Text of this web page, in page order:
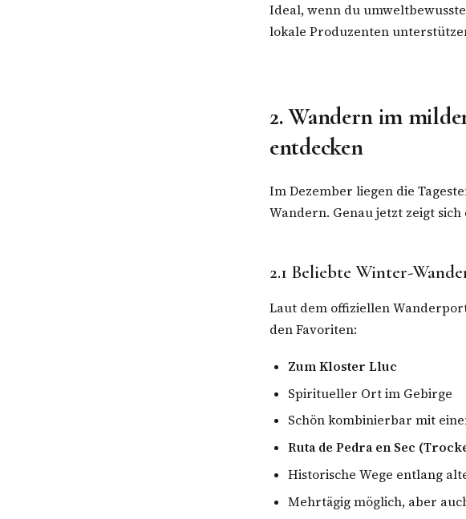
Ideal, wenn du
lokale Produzenten
2. Wandern im
entdecken
Im Dezember liegen die
Wandern. Genau jetzt zeigt
2.1 Beliebte Winter-
Laut dem offiziellen
den Favoriten:
Zum Kloster Lluc
Spiritueller Ort im Gebirge
Schön kombinierbar mit
Ruta de Pedra en Sec
Historische Wege entlang
Mehrtägig möglich, aber